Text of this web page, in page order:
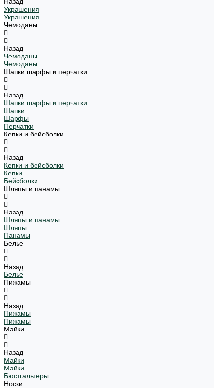
Украшения
Украшения
Чемоданы
Назад
Чемоданы
Чемоданы
Шапки шарфы и перчатки
Назад
Шапки шарфы и перчатки
Шапки
Шарфы
Перчатки
Кепки и бейсболки
Назад
Кепки и бейсболки
Кепки
Бейсболки
Шляпы и панамы
Назад
Шляпы и панамы
Шляпы
Панамы
Белье
Назад
Белье
Пижамы
Назад
Пижамы
Пижамы
Майки
Назад
Майки
Майки
Бюстгальтеры
Носки